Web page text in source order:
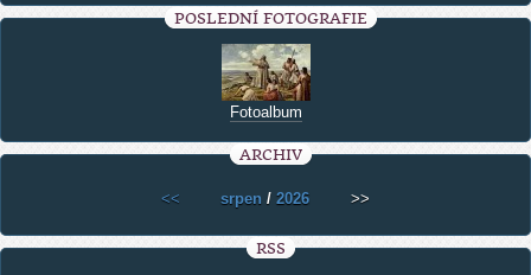
POSLEDNÍ FOTOGRAFIE
Fotoalbum
ARCHIV
<< srpen / 2026 >>
RSS